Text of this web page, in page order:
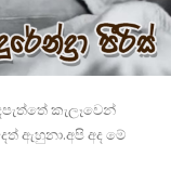
කැලෑවෙන්
ඇහුනා.අපි අද මේ